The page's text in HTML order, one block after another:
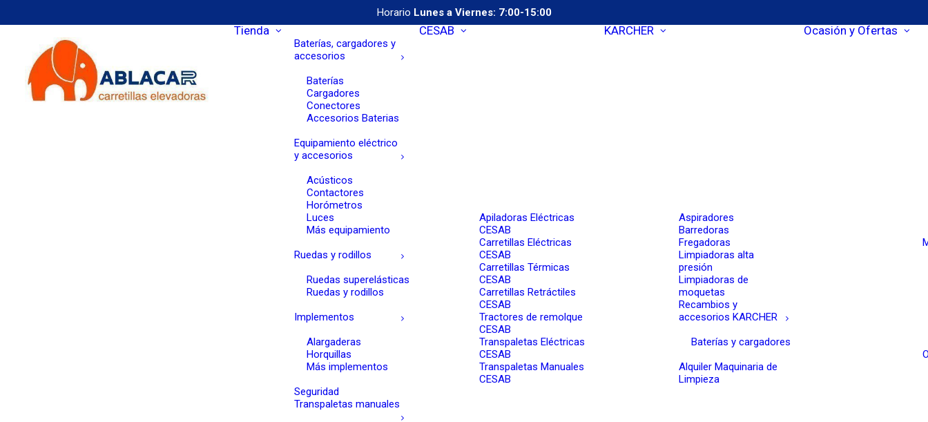
Horario Lunes a Viernes: 7:00-15:00
Tienda
Baterías, cargadores y
accesorios
Baterías
Cargadores
Conectores
Accesorios Baterias
Equipamiento eléctrico
y accesorios
Acústicos
Contactores
Horómetros
Luces
Más equipamiento
Ruedas y rodillos
Ruedas superelásticas
Ruedas y rodillos
Implementos
Alargaderas
Horquillas
Más implementos
Seguridad
Transpaletas manuales
CESAB
Apiladoras Eléctricas
CESAB
Carretillas Eléctricas
CESAB
Carretillas Térmicas
CESAB
Carretillas Retráctiles
CESAB
Tractores de remolque
CESAB
Transpaletas Eléctricas
CESAB
Transpaletas Manuales
CESAB
KARCHER
Aspiradores
Barredoras
Fregadoras
Limpiadoras alta
presión
Limpiadoras de
moquetas
Recambios y
accesorios KARCHER
Baterías y cargadores
Alquiler Maquinaria de
Limpieza
Ocasión y Ofertas